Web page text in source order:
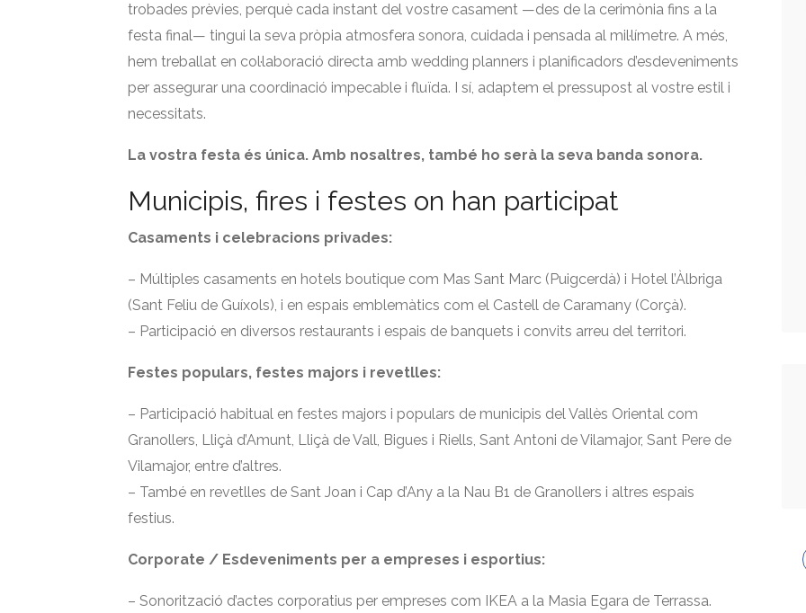
trobades prèvies, perquè cada instant del vostre casament —des de la cerimònia fins a la
festa final— tingui la seva pròpia atmosfera sonora, cuidada i pensada al mil·límetre. A més,
hem treballat en col·laboració directa amb wedding planners i planificadors d’esdeveniments
per assegurar una coordinació impecable i fluïda. I sí, adaptem el pressupost al vostre estil i
necessitats.
La vostra festa és única. Amb nosaltres, també ho serà la seva banda sonora.
Municipis, fires i festes on han participat
Casaments i celebracions privades:
– Múltiples casaments en hotels boutique com Mas Sant Marc (Puigcerdà) i Hotel l’Àlbriga
(Sant Feliu de Guíxols), i en espais emblemàtics com el Castell de Caramany (Corçà).
– Participació en diversos restaurants i espais de banquets i convits arreu del territori.
Festes populars, festes majors i revetlles:
– Participació habitual en festes majors i populars de municipis del Vallès Oriental com
Granollers, Lliçà d’Amunt, Lliçà de Vall, Bigues i Riells, Sant Antoni de Vilamajor, Sant Pere de
Vilamajor, entre d’altres.
– També en revetlles de Sant Joan i Cap d’Any a la Nau B1 de Granollers i altres espais
festius.
Corporate / Esdeveniments per a empreses i esportius:
– Sonorització d’actes corporatius per empreses com IKEA a la Masia Egara de Terrassa.